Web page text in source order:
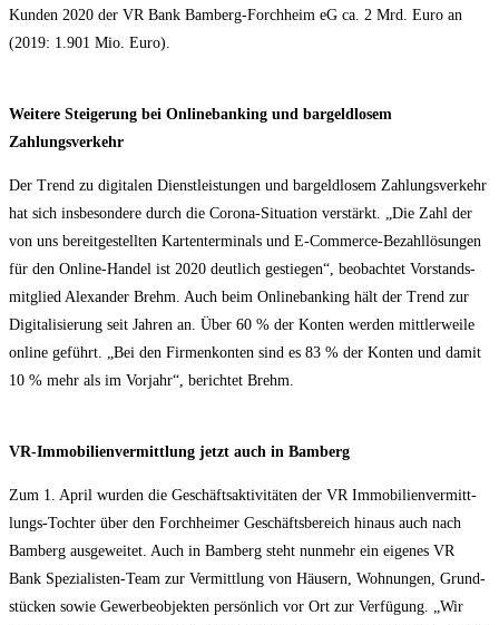
Kun­den 2020 der VR Bank Bam­berg-Forch­heim eG ca. 2 Mrd. Euro an
(2019: 1.901 Mio. Euro).
Wei­te­re Stei­ge­rung bei Online­ban­king und bar­geld­lo­sem
Zahlungsverkehr
Der Trend zu digi­ta­len Dienst­leis­tun­gen und bar­geld­lo­sem Zah­lungs­ver­kehr
hat sich ins­be­son­de­re durch die Coro­na-Situa­ti­on ver­stärkt. „Die Zahl der
von uns bereit­ge­stell­ten Kar­ten­ter­mi­nals und E‑Com­mer­ce-Bezahl­lö­sun­gen
für den Online-Han­del ist 2020 deut­lich gestie­gen“, beob­ach­tet Vor­stands­
mit­glied Alex­an­der Brehm. Auch beim Online­ban­king hält der Trend zur
Digi­ta­li­sie­rung seit Jah­ren an. Über 60 % der Kon­ten wer­den mitt­ler­wei­le
online geführt. „Bei den Fir­men­kon­ten sind es 83 % der Kon­ten und damit
10 % mehr als im Vor­jahr“, berich­tet Brehm.
VR-Immo­bi­li­en­ver­mitt­lung jetzt auch in Bamberg
Zum 1. April wur­den die Geschäfts­ak­ti­vi­tä­ten der VR Immo­bi­li­en­ver­mitt­
lungs-Toch­ter über den Forch­hei­mer Geschäfts­be­reich hin­aus auch nach
Bam­berg aus­ge­wei­tet. Auch in Bam­berg steht nun­mehr ein eige­nes VR
Bank Spe­zia­lis­ten-Team zur Ver­mitt­lung von Häu­sern, Woh­nun­gen, Grund­
stü­cken sowie Gewer­be­ob­jek­ten per­sön­lich vor Ort zur Ver­fü­gung. „Wir